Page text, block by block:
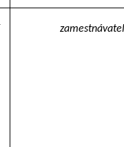
zamestnávateľ